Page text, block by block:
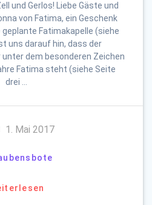
und Gerlos! Liebe Gäste und
von Fatima, ein Geschenk
Fatimakapelle (siehe
uns darauf hin, dass der
dem besonderen Zeichen
Fatima steht (siehe Seite
drei …
1. Mai 2017